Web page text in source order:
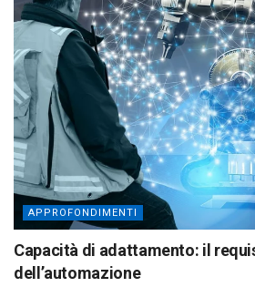
APPROFONDIMENTI
Capacità di adattamento: il
dell’automazione